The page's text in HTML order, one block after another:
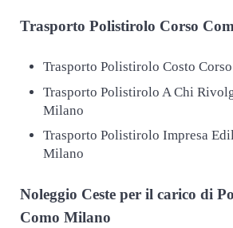
Trasporto Polistirolo Corso
Trasporto Polistirolo Costo
Trasporto Polistirolo A Chi
Milano
Trasporto Polistirolo Impresa
Milano
Noleggio Ceste per il carico di
Como Milano